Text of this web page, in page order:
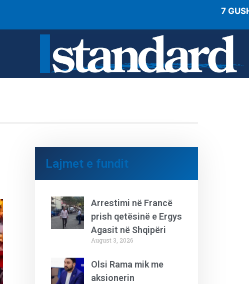
7
Lajmet e fundit
Arrestimi në Francë
prish qetësinë e Ergys
Agasit në Shqipëri
August 3, 2026
Olsi Rama mik me
aksionerin